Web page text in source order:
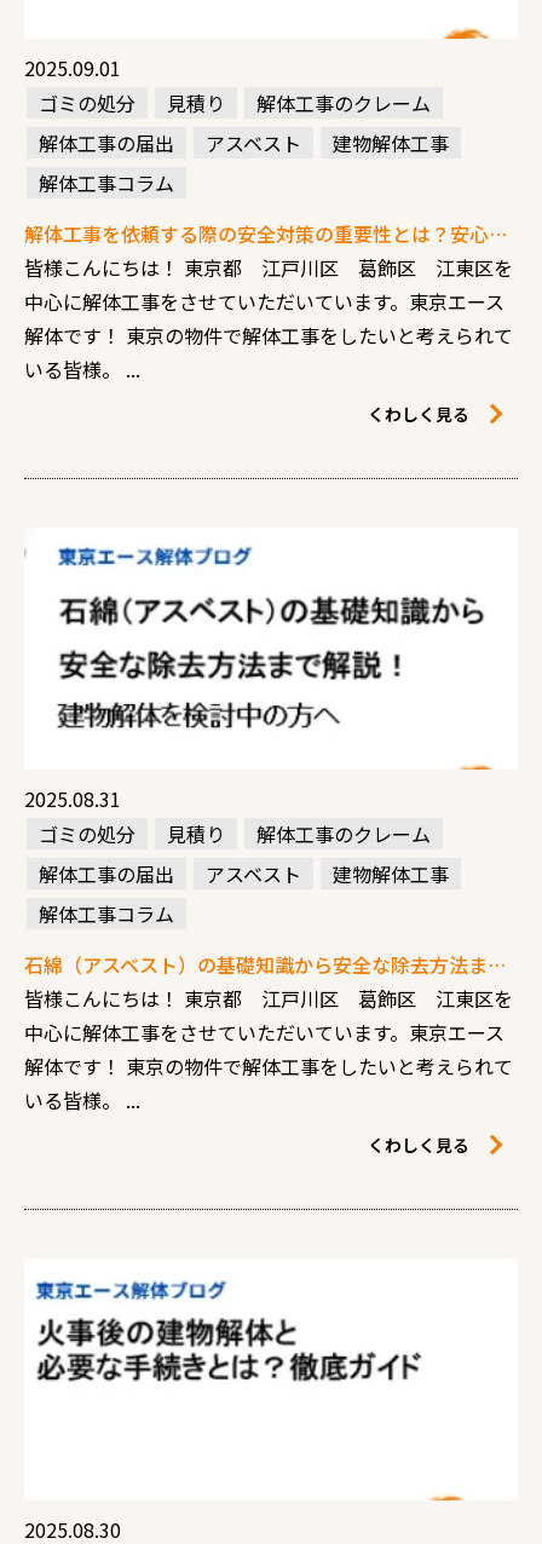
2025.09.01
ゴミの処分
見積り
解体工事のクレーム
解体工事の届出
アスベスト
建物解体工事
解体工事コラム
解体工事を依頼する際の安全対策の重要性とは？安心できる現場を選ぶためのポイント
皆様こんにちは！ 東京都 江戸川区 葛飾区 江東区を
中心に解体工事をさせていただいています。東京エース
解体です！ 東京の物件で解体工事をしたいと考えられて
いる皆様。 ...
くわしく見る
2025.08.31
ゴミの処分
見積り
解体工事のクレーム
解体工事の届出
アスベスト
建物解体工事
解体工事コラム
石綿（アスベスト）の基礎知識から安全な除去方法まで解説！建物解体を検討中の方へ
皆様こんにちは！ 東京都 江戸川区 葛飾区 江東区を
中心に解体工事をさせていただいています。東京エース
解体です！ 東京の物件で解体工事をしたいと考えられて
いる皆様。 ...
くわしく見る
2025.08.30